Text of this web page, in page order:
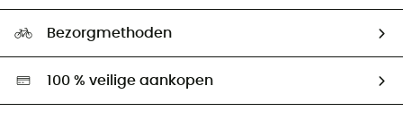
Ambassadeurs
Hardgreen
Bezorgmethoden
100 % veilige aankopen